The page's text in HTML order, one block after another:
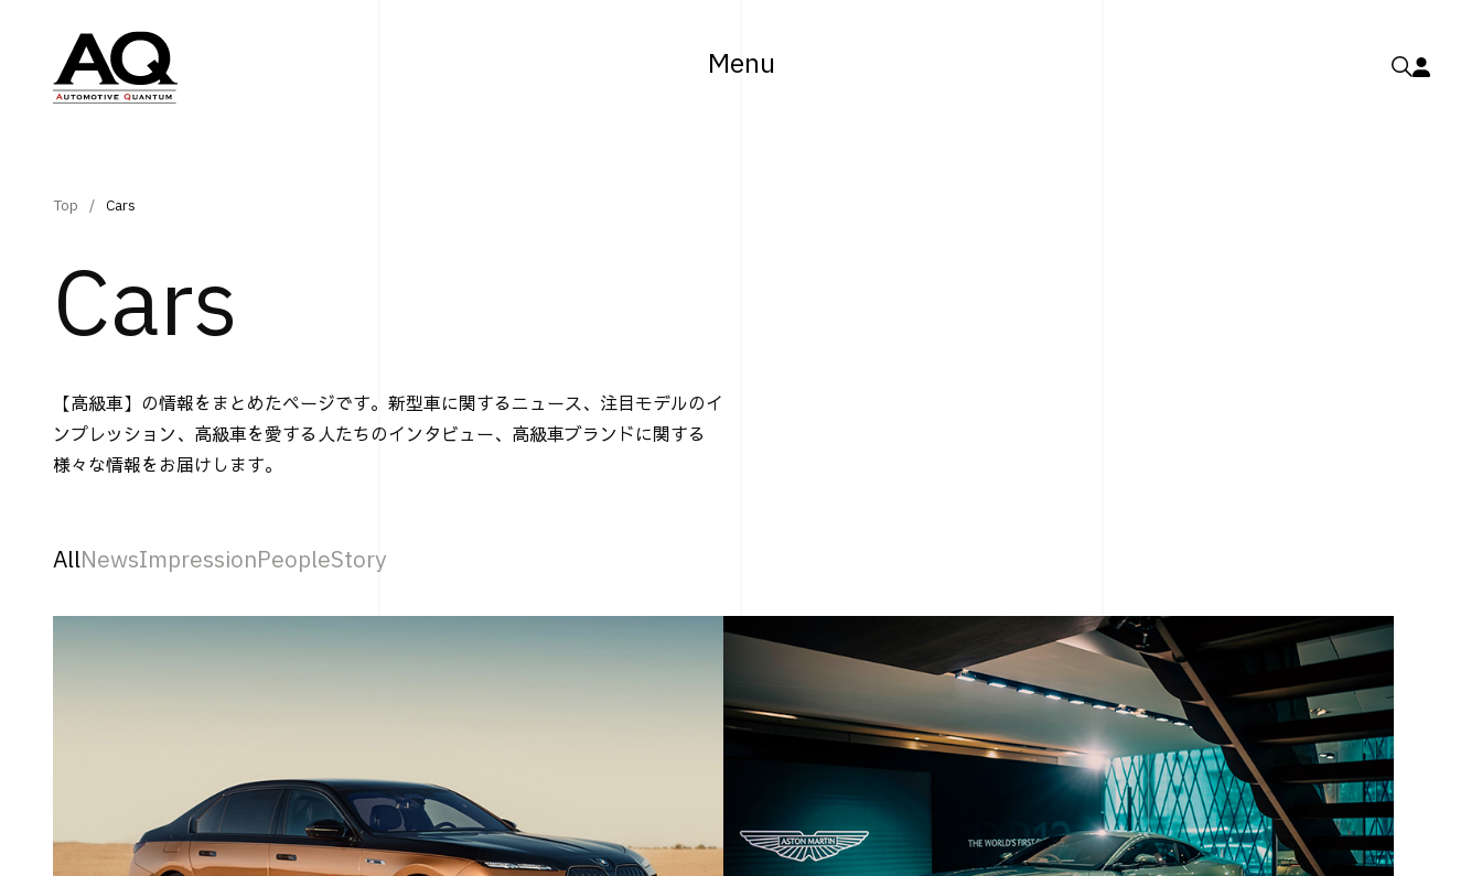
Menu
Top Cars
Cars
【高級車】の情報をまとめたページです。新型車に関するニュース、注目モデルのイ
ンプレッション、高級車を愛する人たちのインタビュー、高級車ブランドに関する
様々な情報をお届けします。
AllNewsImpressionPeopleStory